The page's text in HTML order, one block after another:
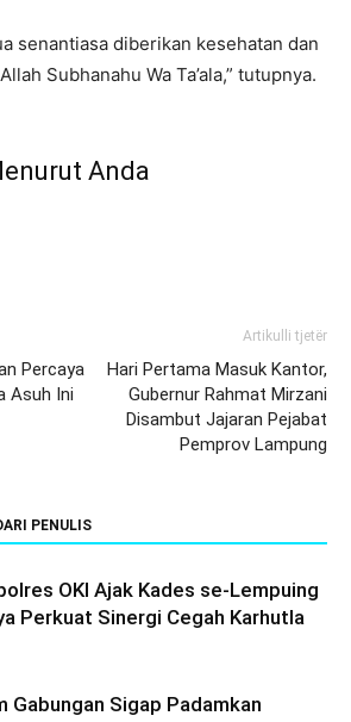
senantiasa diberikan kesehatan dan
Subhanahu Wa Ta’ala,” tutupnya.
Anda
Percaya
Asuh Ini
Artikulli tjetër
Hari Pertama Masuk Kantor,
Gubernur Rahmat Mirzani
Disambut Jajaran Pejabat
Pemprov Lampung
PENULIS
OKI Ajak Kades se-Lempuing
Perkuat Sinergi Cegah Karhutla
Gabungan Sigap Padamkan